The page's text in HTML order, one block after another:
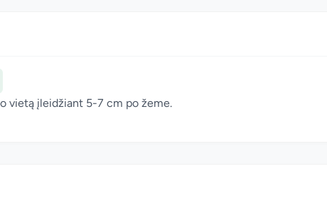
vietą įleidžiant 5-7 cm po žeme.